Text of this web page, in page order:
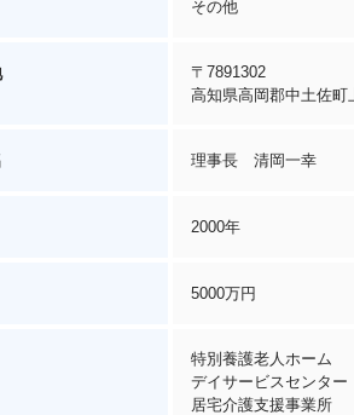
その他
〒7891302
高知県高岡郡中土佐町
理事長 清岡一幸
2000年
5000万円
特別養護老人ホーム
デイサービスセンター
居宅介護支援事業所